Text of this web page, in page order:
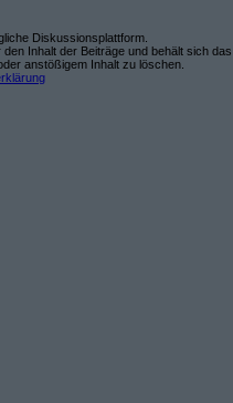
Diskussionsplattform.
Inhalt der Beiträge und behält sich das
anstößigem Inhalt zu löschen.